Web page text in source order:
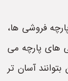
فروشی ها،
های پارچه می
آسان تر